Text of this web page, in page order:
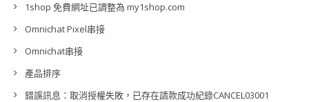
1shop 免費網址已調整為 my1shop.com
Omnichat Pixel串接
Omnichat串接
產品排序
錯誤訊息：取消授權失敗，已存在請款成功紀錄CANCEL03001